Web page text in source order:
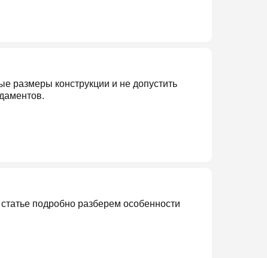
размеры конструкции и не допустить
подробно разберем особенности